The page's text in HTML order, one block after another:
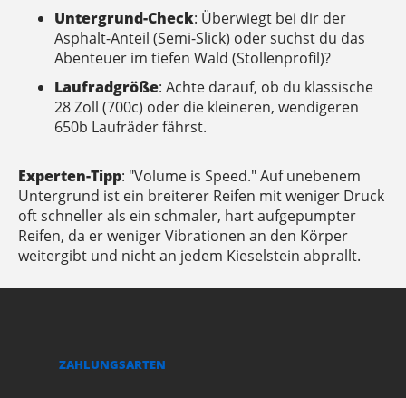
Untergrund-Check: Überwiegt bei dir der
Asphalt-Anteil (Semi-Slick) oder suchst du das
Abenteuer im tiefen Wald (Stollenprofil)?
Laufradgröße: Achte darauf, ob du klassische
28 Zoll (700c) oder die kleineren, wendigeren
650b Laufräder fährst.
Experten-Tipp: "Volume is Speed." Auf unebenem
Untergrund ist ein breiterer Reifen mit weniger Druck
oft schneller als ein schmaler, hart aufgepumpter
Reifen, da er weniger Vibrationen an den Körper
weitergibt und nicht an jedem Kieselstein abprallt.
ZAHLUNGSARTEN